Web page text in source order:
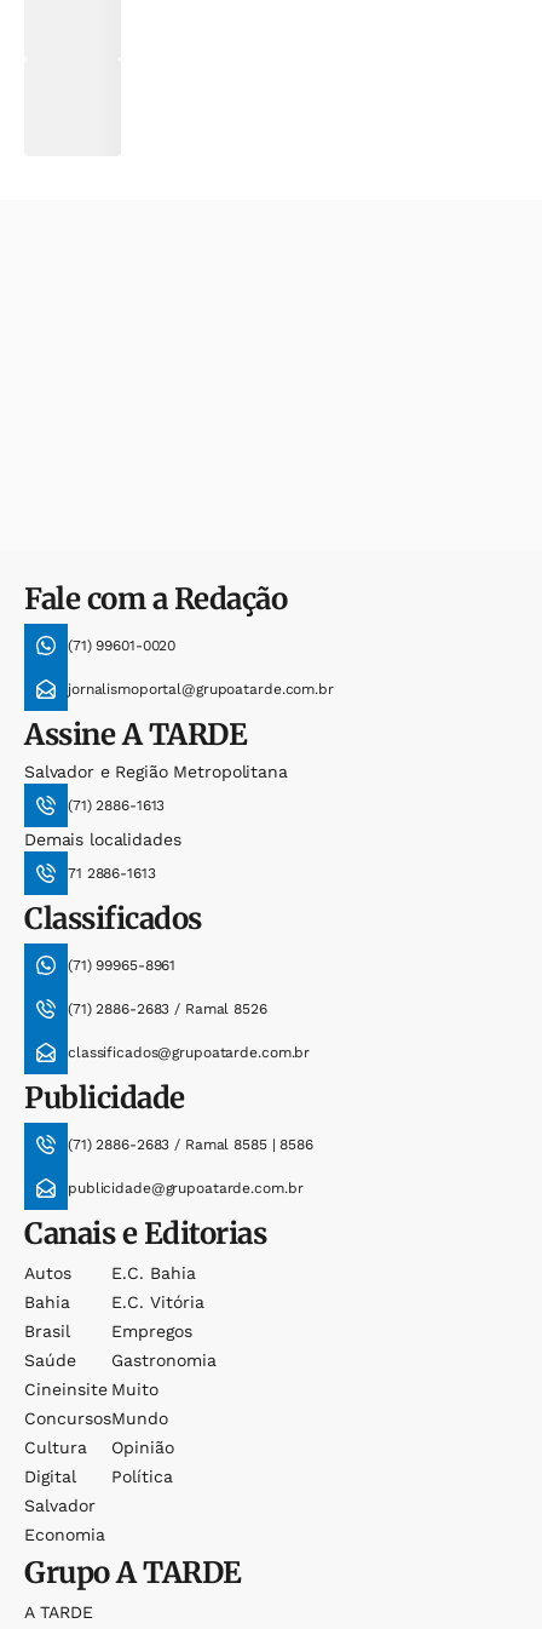
Fale com a Redação
(71) 99601-0020
jornalismoportal@grupoatarde.com.br
AssineA TARDE
Salvador e Região Metropolitana
(71) 2886-1613
Demais localidades
71 2886-1613
Classificados
(71) 99965-8961
(71) 2886-2683 / Ramal 8526
classificados@grupoatarde.com.br
Publicidade
(71) 2886-2683 / Ramal 8585 | 8586
publicidade@grupoatarde.com.br
Canais e Editorias
Autos
Bahia
Brasil
Saúde
Cineinsite
Concursos
Cultura
Digital
Salvador
Economia
E.c. Bahia
E.c. Vitória
Empregos
Gastronomia
Muito
Mundo
Opinião
Política
GrupoA TARDE
A TARDE